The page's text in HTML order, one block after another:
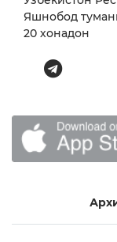
Яшнобод
20 хонадон